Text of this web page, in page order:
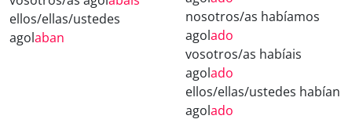
ellos/ellas/ustedes
agolaban
nosotros/as habíamos
agolado
vosotros/as habíais
agolado
ellos/ellas/ustedes habían
agolado